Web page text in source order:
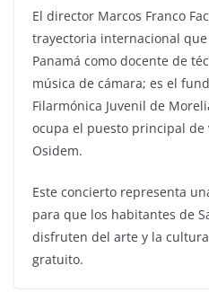
El director Marcos Franco
trayectoria internacional
Panamá como docente de
música de cámara; es el
Filarmónica Juvenil de
ocupa el puesto principal
Osidem.
Este concierto representa
para que los habitantes de
disfruten del arte y la
gratuito.